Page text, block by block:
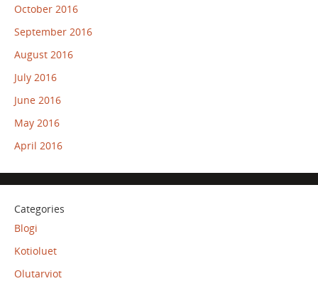
October 2016
September 2016
August 2016
July 2016
June 2016
May 2016
April 2016
Categories
Blogi
Kotioluet
Olutarviot